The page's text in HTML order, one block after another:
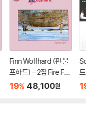
Finn Wolfhard (핀 울
프하드) - 2집 Fire Fro
m The Hip [LP]
19% 48,100원